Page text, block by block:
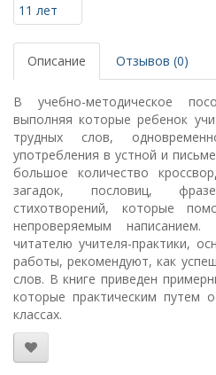
Описание Отзывов (0)
В учебно-методическое
выполняя которые ребенок
трудных слов,
употребления в устной и
большое количество
загадок, пословиц,
стихотворений, которые
непроверяемым
читателю учителя-практики,
работы, рекомендуют, как
слов. В книге приведен
которые практическим путем
классах.